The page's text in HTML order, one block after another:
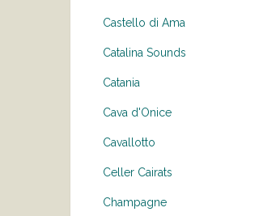
Castello di Ama
Catalina Sounds
Catania
Cava d'Onice
Cavallotto
Celler Cairats
Champagne